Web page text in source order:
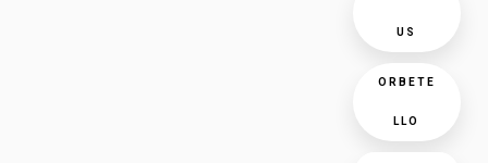
US
ORBETE
LLO